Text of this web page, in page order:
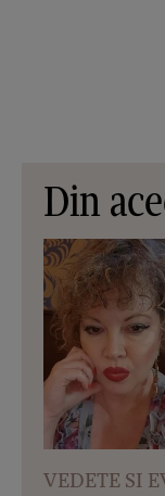
Din
VEDETE SI